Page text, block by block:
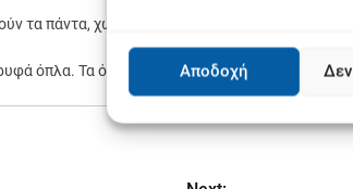
Αποδοχή
τα πάντα, χωρίς να αποκαλύπτουν τίποτα.
όπλα. Τα όπλα, όπως και την ιδανική μας